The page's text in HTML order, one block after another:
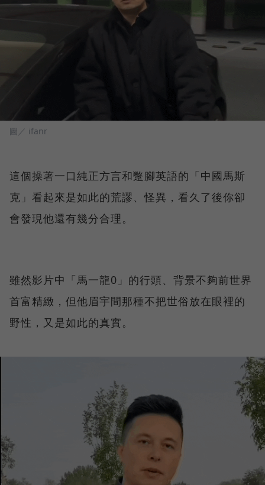
圖／ ifanr
這個操著一口純正方言和蹩腳英語的「中國馬斯
克」看起來是如此的荒謬、怪異，看久了後你卻
會發現他還有幾分合理。
雖然影片中「馬一龍0」的行頭、背景不夠前世界
首富精緻，但他眉宇間那種不把世俗放在眼裡的
野性，又是如此的真實。